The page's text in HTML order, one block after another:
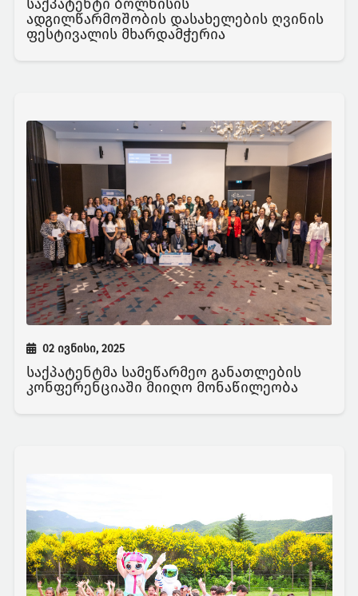
საქპატენტი ბოლნისის
ადგილწარმოშობის დასახელების ღვინის
ფესტივალის მხარდამჭერია
02 ივნისი, 2025
საქპატენტმა სამეწარმეო განათლების
კონფერენციაში მიიღო მონაწილეობა